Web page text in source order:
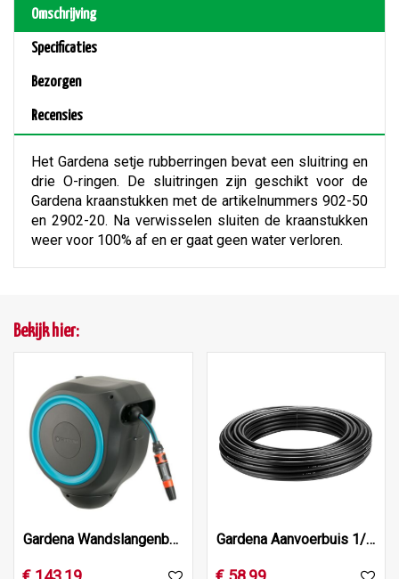
Omschrijving
Specificaties
Bezorgen
Recensies
Het Gardena setje rubberringen bevat een sluitring en
drie O-ringen. De sluitringen zijn geschikt voor de
Gardena kraanstukken met de artikelnummers 902-50
en 2902-20. Na verwisselen sluiten de kraanstukken
weer voor 100% af en er gaat geen water verloren.
Bekijk hier:
Gardena Wandslangenbox 15 rollup s Gardena Aanvoerbuis 1/2 inch 50m